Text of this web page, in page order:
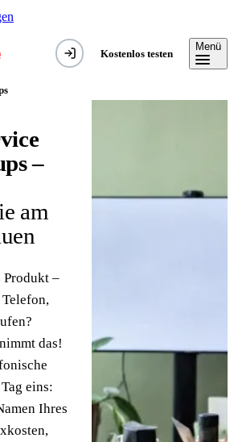
Kostenlos testen
Menü
–
am
Produkt –
Telefon,
das!
eins:
Ihres